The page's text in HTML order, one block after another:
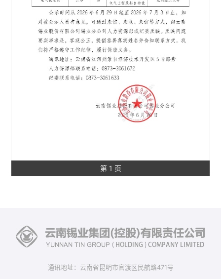
第 1 页
通讯地址：云南省昆明市官渡区民航路471号